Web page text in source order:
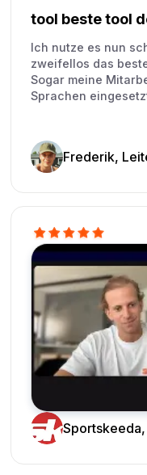
tool beste tool
Ich nutze es nun
zweifellos das
Sogar meine
Sprachen
Frederik,